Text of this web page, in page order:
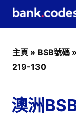
主頁 » BSB號碼 »
219-130
澳洲